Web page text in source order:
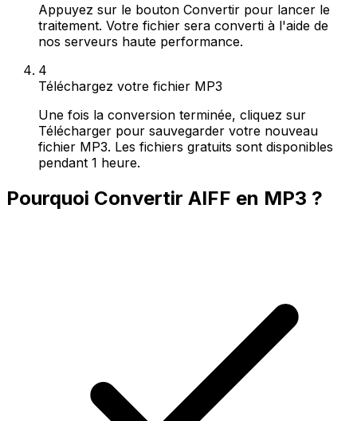
Appuyez sur le bouton Convertir pour lancer le
traitement. Votre fichier sera converti à l'aide de
nos serveurs haute performance.
4
Téléchargez votre fichier MP3
Une fois la conversion terminée, cliquez sur
Télécharger pour sauvegarder votre nouveau
fichier MP3. Les fichiers gratuits sont disponibles
pendant 1 heure.
Pourquoi Convertir AIFF en MP3 ?